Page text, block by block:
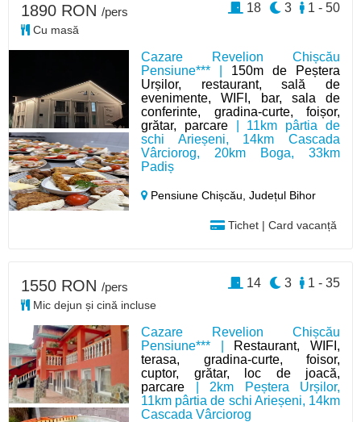
Cazare Revelion Chișcău
Pensiune*** | 150m de Peștera
Urșilor, restaurant, sală de
evenimente, WIFI, bar, sala de
conferinte, gradina-curte, foișor,
grătar, parcare| 11km pârtia de
schi Arieșeni, 14km Cascada
Vârciorog, 20km Boga, 33km
Padiș
Pensiune Chișcău,Județul Bihor
Tichet | Card vacanță
1890 RON /pers
Cu masă
1 - 50
3
18
Cazare Revelion Chișcău
Pensiune*** | Restaurant, WIFI,
terasa, gradina-curte, foisor,
cuptor, grătar, loc de joacă,
parcare | 2km Peștera Urșilor,
11km pârtia de schi Arieșeni, 14km
Cascada Vârciorog
1550 RON /pers
Mic dejun și cină incluse
1 - 35
3
14